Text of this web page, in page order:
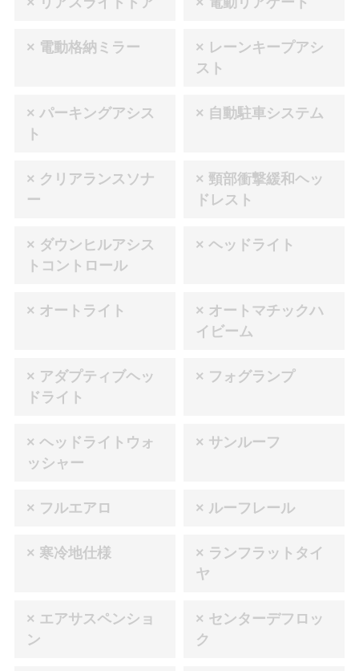
× 電動格納ミラー
× レーンキープアシ
スト
× パーキングアシス
ト
× 自動駐車システム
× クリアランスソナ
ー
× 頸部衝撃緩和ヘッ
ドレスト
× ダウンヒルアシス
トコントロール
× ヘッドライト
× オートライト
× オートマチックハ
イビーム
× アダプティブヘッ
ドライト
× フォグランプ
× ヘッドライトウォ
ッシャー
× サンルーフ
× フルエアロ × ルーフレール
× 寒冷地仕様
× ランフラットタイ
ヤ
× エアサスペンショ
ン
× センターデフロッ
ク